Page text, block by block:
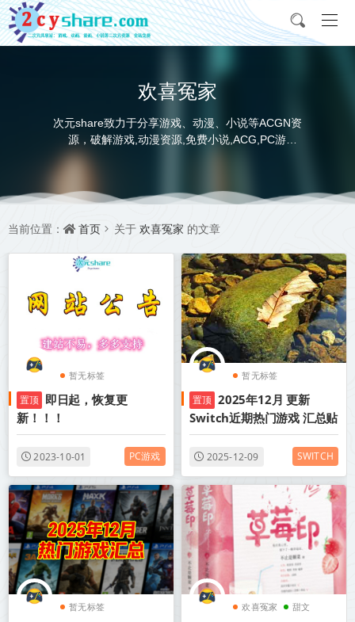
欢喜冤家
次元share致力于分享游戏、动漫、小说等ACGN资
源，破解游戏,动漫资源,免费小说,ACG,PC游
戏,switch游戏,金手指，动画电影,动画片,全本小说,
并提供网盘下载
当前位置： 首页 关于 欢喜冤家 的文章
暂无标签
置顶 即日起，恢复更
新！！！
2023-10-01 PC游戏
暂无标签
置顶 2025年12月 更新
Switch近期热门游戏 汇总贴
2025-12-09 SWITCH
暂无标签 欢喜冤家 甜文